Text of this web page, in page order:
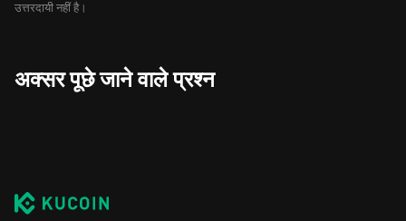
उत्तरदायी नहीं है।
अक्सर पूछे जाने वाले प्रश्न